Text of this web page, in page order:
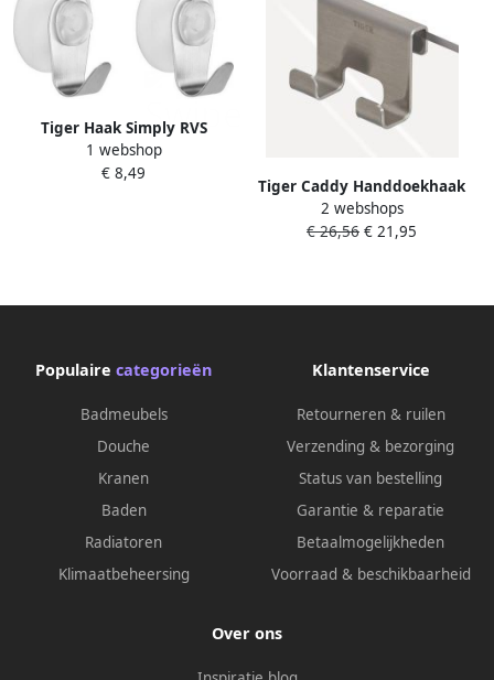
Tiger Haak Simply RVS
geborsteld (2 stuks)
3.9x6x2.7cm 175530941
1 webshop
€ 8,49
Tiger Caddy Handdoekhaak
voor douchecabine 68 mm
RVS geborsteld 1401230946
2 webshops
€ 26,56 € 21,95
Populaire categorieën
Badmeubels
Douche
Kranen
Baden
Radiatoren
Klimaatbeheersing
Klantenservice
Retourneren & ruilen
Verzending & bezorging
Status van bestelling
Garantie & reparatie
Betaalmogelijkheden
Voorraad & beschikbaarheid
Over ons